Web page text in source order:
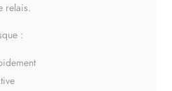
relais.
: